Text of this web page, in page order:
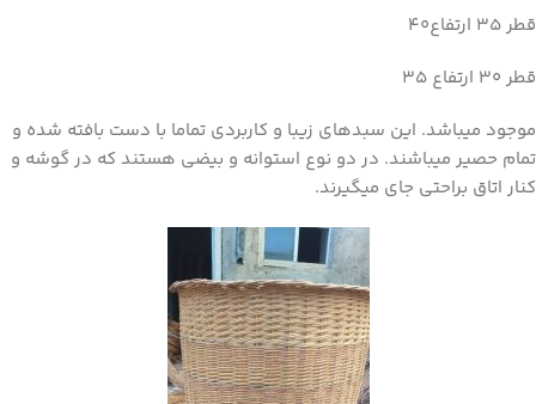
قطر ۳۵ ارتفاع۴۰
قطر ۳۰ ارتفاع ۳۵
موجود میباشد. این سبدهای زیبا و کاربردی تماما با دست بافته شده و
تمام حصیر میباشند. در دو نوع استوانه و بیضی هستند که در گوشه و
کنار اتاق براحتی جای میگیرند.